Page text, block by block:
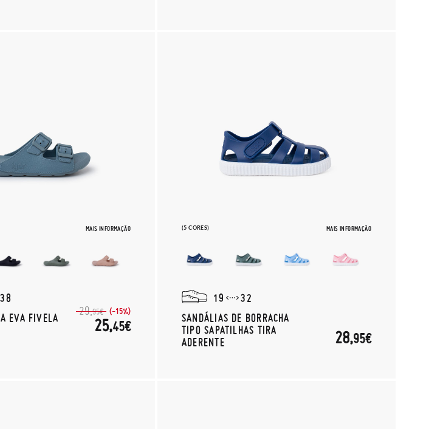
MAIS INFORMAÇÃO
38
EVA FIVELA
29,95€ (-15%)
25,45€
(5 CORES) MAIS INFORMAÇÃO
19
32
SANDÁLIAS DE BORRACHA
TIPO SAPATILHAS TIRA
ADERENTE
28,95€